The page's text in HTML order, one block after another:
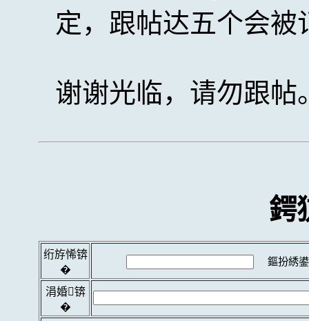
定，跟帖达五个会被
谢谢光临，请勿跟帖
鍔
绗斿悕锛
�
鏂扮綉
涓婚锛
�